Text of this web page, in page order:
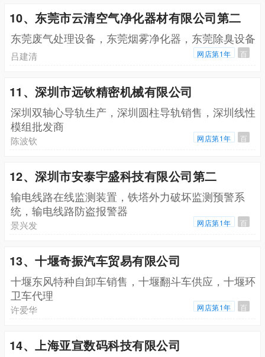
10、东莞市云清空气净化器材有限公司第二
东莞废气处理设备，东莞烟雾净化器，东莞除臭设备
吕建清 网店第1年 百
11、深圳市远钦精密机械有限公司
深圳双轴心导轨生产，深圳圆柱导轨销售，深圳线性
模组批发商
陈波钦 网店第1年 百
12、深圳市安泰宇盛科技有限公司第二
输电线路在线监测装置，铁塔外力破坏监测预警系
统，输电线路防盗报警器
景兴发 网店第1年 百
13、十堰奇振汽车贸易有限公司
十堰东风特种自卸车销售，十堰翻斗车供应，十堰环
卫车代理
许爱华 网店第1年 百
14、上海亚宣数码科技有限公司